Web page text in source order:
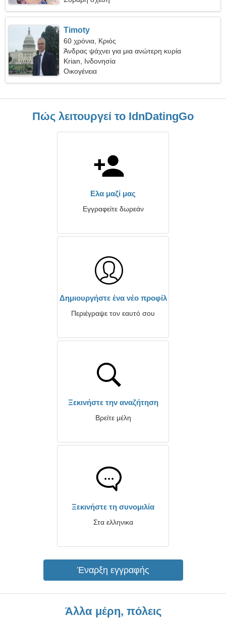
Timoty
60 χρόνια, Κριός
Άνδρας ψάχνει για μια ανώτερη κυρία
Krian, Ινδονησία
Οικογένεια
Πώς λειτουργεί το IdnDatingGo
Ελα μαζί μας
Εγγραφείτε δωρεάν
Δημιουργήστε ένα νέο προφίλ
Περιέγραψε τον εαυτό σου
Ξεκινήστε την αναζήτηση
Βρείτε μέλη
Ξεκινήστε τη συνομιλία
Στα ελληνικα
Έναρξη εγγραφής
Άλλα μέρη, πόλεις